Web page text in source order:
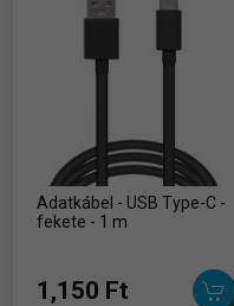
Adatkábel - USB Type-C -
fekete - 1 m
1,150 Ft